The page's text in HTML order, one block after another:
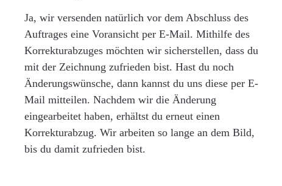
Ja, wir versenden natürlich vor dem Abschluss des
Auftrages eine Voransicht per E-Mail. Mithilfe des
Korrekturabzuges möchten wir sicherstellen, dass du
mit der Zeichnung zufrieden bist. Hast du noch
Änderungswünsche, dann kannst du uns diese per E-
Mail mitteilen. Nachdem wir die Änderung
eingearbeitet haben, erhältst du erneut einen
Korrekturabzug. Wir arbeiten so lange an dem Bild,
bis du damit zufrieden bist.